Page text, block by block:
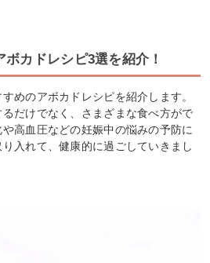
カドレシピ3選を紹介！
めのアボカドレシピを紹介します。
だけでなく、さまざまな食べ方がで
高血圧などの妊娠中の悩みの予防に
入れて、健康的に過ごしていきまし